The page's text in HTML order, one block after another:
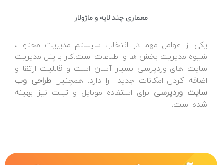
معماری چند لایه و ماژولار
یکی از عوامل مهم در انتخاب سیستم مدیریت محتوا ،
شیوه مدیریت بخش ها و اطلاعات است.کار با پنل مدیریت
سایت های وردپرسی بسیار آسان است و قابلیت ارتقا و
اضافه کردن امکانات جدید را دارد. همچنینطراحی وب
سایت وردپرسی برای استفاده موبایل و تبلت نیز بهینه
شده است.